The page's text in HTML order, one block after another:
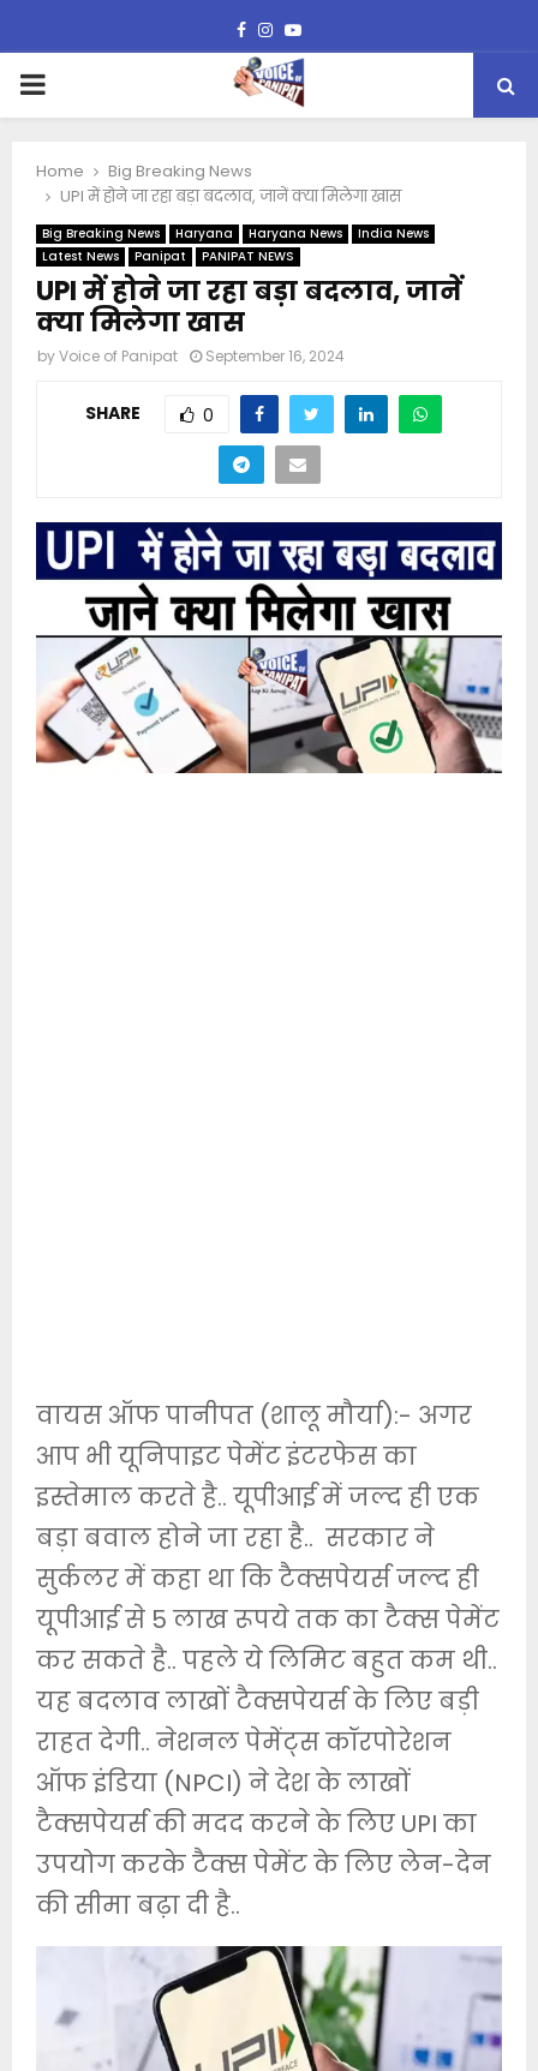
Facebook
Instagram
Youtube
PRIMARY
Home
Big Breaking News
UPI में होने जा रहा बड़ा बदलाव, जानें क्या मिलेगा खास
Big Breaking News Haryana Haryana News
India News
Latest News
Panipat PANIPAT NEWS
UPI में होने जा रहा बड़ा बदलाव, जानें
क्या मिलेगा खास
byVoice of Panipat September 16, 2024
SHARE 0
वायस ऑफ पानीपत (शालू मौर्या):- अगर
आप भी यूनिपाइट पेमेंट इंटरफेस का
इस्तेमाल करते है.. यूपीआई में जल्द ही एक
बड़ा बवाल होने जा रहा है.. सरकार ने
सुर्कलर में कहा था कि टैक्सपेयर्स जल्द ही
यूपीआई से 5 लाख रूपये तक का टैक्स पेमेंट
कर सकते है.. पहले ये लिमिट बहुत कम थी..
यह बदलाव लाखों टैक्सपेयर्स के लिए बड़ी
राहत देगी.. नेशनल पेमेंट्स कॉरपोरेशन
ऑफ इंडिया (NPCI) ने देश के लाखों
टैक्‍सपेयर्स की मदद करने के लिए UPI का
उपयोग करके टैक्‍स पेमेंट के लिए लेन-देन
की सीमा बढ़ा दी है..